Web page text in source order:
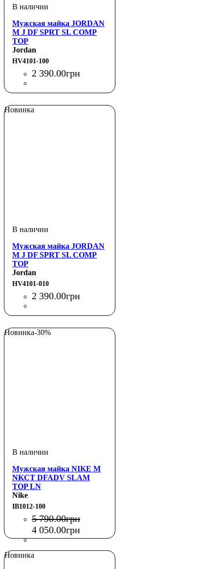
Мужская майка JORDAN
M J DF SPRT SL COMP
TOP
Jordan
HV4101-100
2 390.00грн
Новинка
Мужская майка JORDAN
M J DF SPRT SL COMP
TOP
Jordan
HV4101-010
2 390.00грн
Новинка-30%
Мужская майка NIKE M
NKCT DFADV SLAM
TOP LN
Nike
IB1012-100
5 790.00грн
4 050.00грн
Новинка